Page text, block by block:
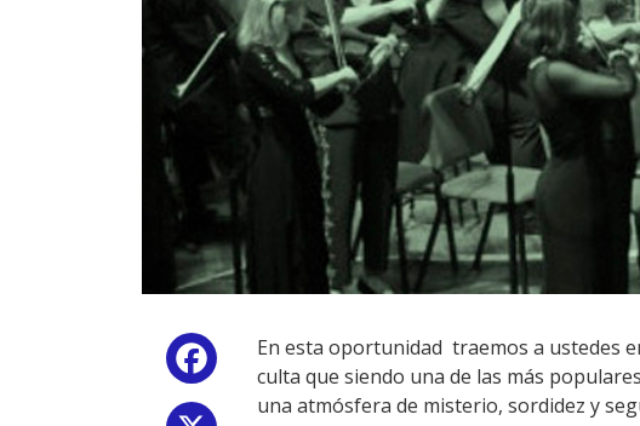
Facebook
En esta oportunidad traemos a ustedes
culta que siendo una de las más
una atmósfera de misterio, sordidez y